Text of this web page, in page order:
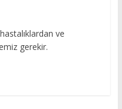
ve
gerekir.